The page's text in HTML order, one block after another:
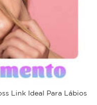
Link Ideal Para Lábios